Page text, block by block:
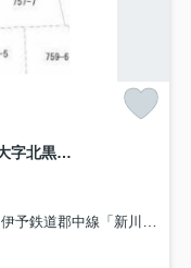
松前町北黒田のおトチ 伊予郡松前町大字北黒田売土地
伊予鉄道郡中線「新川」駅 徒歩10分